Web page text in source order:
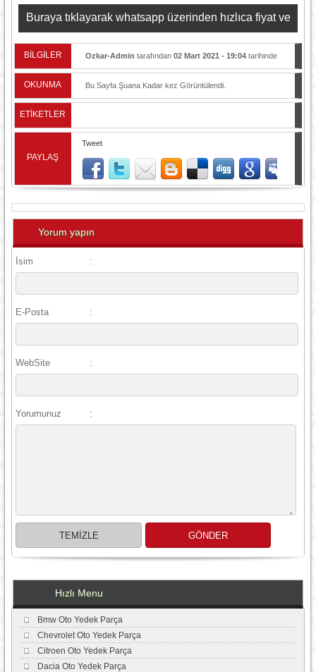
Buraya tıklayarak whatsapp üzerinden hızlıca fiyat ve
stok bilgisi alabilirsiniz
BİLGİLER Ozkar-Admin tarafından 02 Mart 2021 - 19:04tarihinde
OKUNMA Bu Sayfa Şuana Kadar kez Görüntülendi.
ETİKETLER
PAYLAŞ
Tweet
Yorum yapın
İsim :
E-Posta :
WebSite :
Yorumunuz :
Hızlı Menu
Bmw Oto Yedek Parça
Chevrolet Oto Yedek Parça
Citroen Oto Yedek Parça
Dacia Oto Yedek Parça